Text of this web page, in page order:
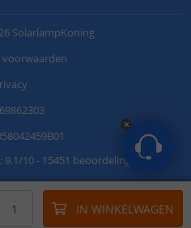
IN WINKELWAGEN
SolarlampKoning
voorwaarden
9.1/10- 15451 beoordelingen